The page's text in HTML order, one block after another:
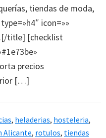
tiendas de moda,
icon=»»
title] [checklist
precios
[…]
, heladerias, hosteleria,
Alicante, rotulos, tiendas